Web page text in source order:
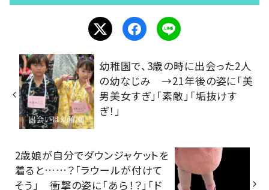
幼稚園で、3歳の時に出会った2人
の幼なじみ →21年後の姿に「美
男美女すぎ」「素敵」「垢抜けす
ぎ！」
2歳娘が自分でダウンジャケットを
着ると……？「ラウールが付けて
そう」 衝撃の姿に「あら！？」「ド